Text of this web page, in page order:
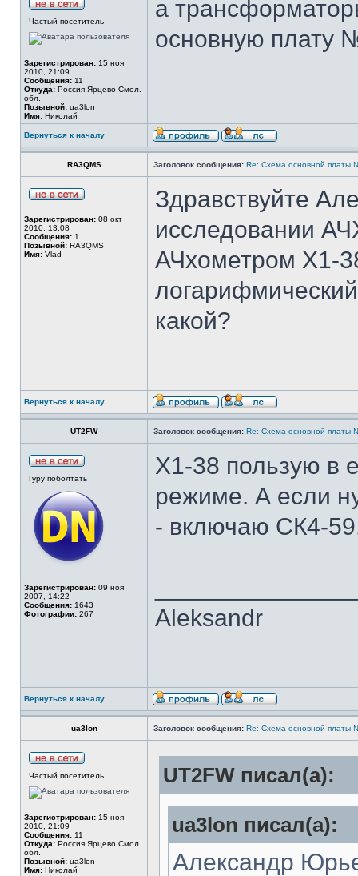
Частый посетитель
Зарегистрирован: 15 ноя
2010, 21:09
Сообщения: 11
Откуда: Россия Ярцево Смол.
обл.
Позывной: ua3lon
Имя: Николай
а
основную плату
Вернуться к началу
RA3QMS Заголовок сообщения: Re: Cхема основной платы
Зарегистрирован: 08 окт
2010, 13:08
Сообщения: 1
Позывной: RA3QMS
Имя: Vlad
Здравствуйте
исследовании
АЧхометром Х1-
какой?
Вернуться к началу
UT2FW Заголовок сообщения: Re: Cхема основной платы
Гуру поболтать
Зарегистрирован: 09 ноя
2007, 14:22
Сообщения: 1643
Фотографии: 267
Х1-38 пользую в
режиме. А если
- включаю СК4-
Aleksandr
Вернуться к началу
ua3lon Заголовок сообщения: Re: Cхема основной платы
Частый посетитель
Зарегистрирован: 15 ноя
2010, 21:09
Сообщения: 11
Откуда: Россия Ярцево Смол.
обл.
Позывной: ua3lon
Имя: Николай
UT2FW писал(а):
ua3lon писал(а):
Александр